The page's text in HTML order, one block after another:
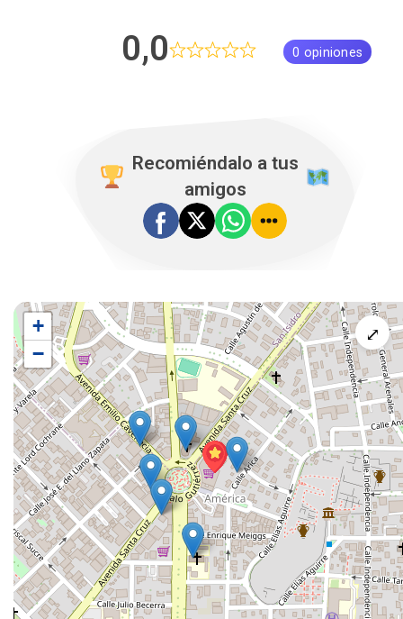
0,0 0 opiniones
Recomiéndalo a tus
amigos
⤢
+
−